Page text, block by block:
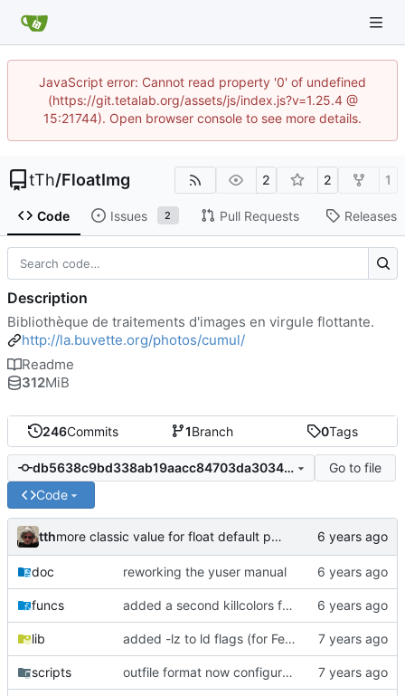
JavaScript error: Cannot read property '0' of undefined
(https://git.tetalab.org/assets/js/index.js?v=1.25.4 @
15:21744). Open browser console to see more details.
tTh/FloatImg 2 2 1
Code Issues 2 Pull Requests Releases
246Commits 1Branch 0Tags
db5638c9bd338ab19aacc84703da3034d5cd0a40
Go to file
Code
tth more classic value for float default parameter
doc reworking the yuser manual
funcs added a second killcolors function
lib added -lz to ld flags (for Fedora ?)
scripts outfile format now configurable
Description
Bibliothèque de traitements d'images en virgule flottante.
http://la.buvette.org/photos/cumul/
Readme
312MiB